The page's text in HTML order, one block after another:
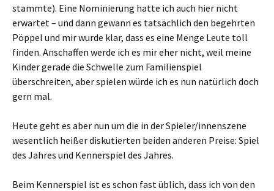
stammte). Eine Nominierung hatte ich auch hier nicht
erwartet – und dann gewann es tatsächlich den begehrten
Pöppel und mir wurde klar, dass es eine Menge Leute toll
finden. Anschaffen werde ich es mir eher nicht, weil meine
Kinder gerade die Schwelle zum Familienspiel
überschreiten, aber spielen würde ich es nun natürlich doch
gern mal.
Heute geht es aber nun um die in der Spieler/innenszene
wesentlich heißer diskutierten beiden anderen Preise: Spiel
des Jahres und Kennerspiel des Jahres.
Beim Kennerspiel ist es schon fast üblich, dass ich von den